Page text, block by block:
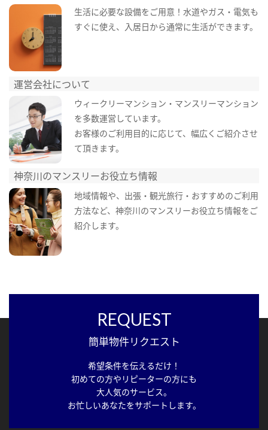
生活に必要な設備をご用意！水道やガス・電気も
すぐに使え、入居日から通常に生活ができます。
運営会社について
ウィークリーマンション・マンスリーマンション
を多数運営しています。
お客様のご利用目的に応じて、幅広くご紹介させ
て頂きます。
神奈川のマンスリーお役立ち情報
地域情報や、出張・観光旅行・おすすめのご利用
方法など、神奈川のマンスリーお役立ち情報をご
紹介します。
REQUEST
簡単物件リクエスト
希望条件を伝えるだけ！
初めての方やリピーターの方にも
大人気のサービス。
お忙しいあなたをサポートします。